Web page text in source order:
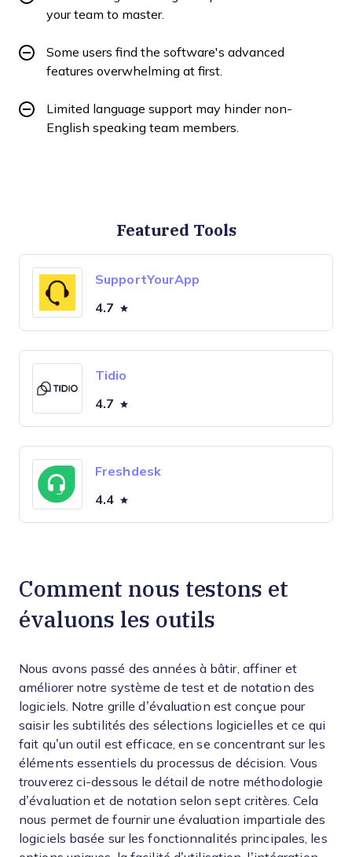
your team to master.
Some users find the software's advanced
features overwhelming at first.
Limited language support may hinder non-
English speaking team members.
Featured Tools
SupportYourApp
4.7
Tidio
4.7
Freshdesk
4.4
Comment nous testons et
évaluons les outils
Nous avons passé des années à bâtir, affiner et
améliorer notre système de test et de notation des
logiciels. Notre grille d’évaluation est conçue pour
saisir les subtilités des sélections logicielles et ce qui
fait qu’un outil est efficace, en se concentrant sur les
éléments essentiels du processus de décision. Vous
trouverez ci-dessous le détail de notre méthodologie
d’évaluation et de notation selon sept critères. Cela
nous permet de fournir une évaluation impartiale des
logiciels basée sur les fonctionnalités principales, les